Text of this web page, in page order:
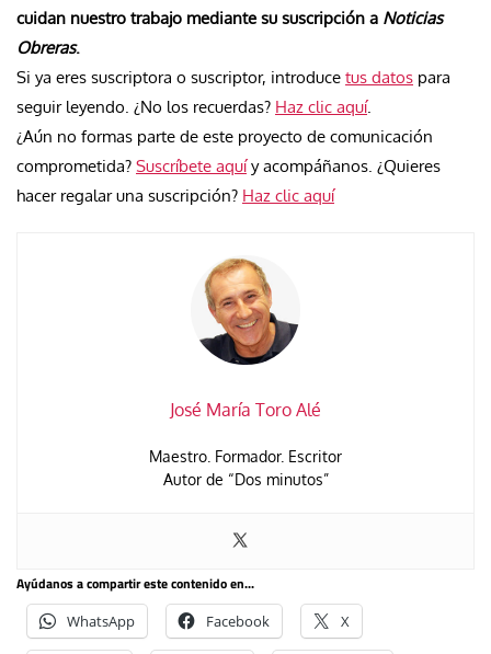
cuidan nuestro trabajo mediante su suscripción a Noticias
Obreras.
Si ya eres suscriptora o suscriptor, introduce tus datos para
seguir leyendo. ¿No los recuerdas? Haz clic aquí.
¿Aún no formas parte de este proyecto de comunicación
comprometida? Suscríbete aquíy acompáñanos. ¿Quieres
hacer regalar una suscripción? Haz clic aquí
José María Toro Alé
Maestro. Formador. Escritor
Autor de “Dos minutos”
Ayúdanos a compartir este contenido en...
WhatsApp Facebook X